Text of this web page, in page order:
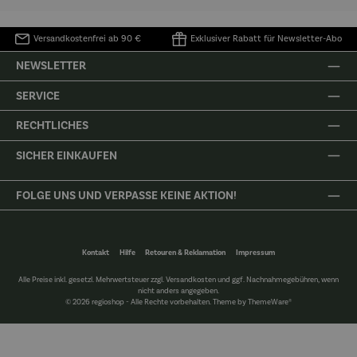
Versandkostenfrei ab 90 € Exklusiver Rabatt für Newsletter-Abo
NEWSLETTER
SERVICE
RECHTLICHES
SICHER EINKAUFEN
FOLGE UNS UND VERPASSE KEINE AKTION!
Kontakt Hilfe Retouren & Reklamation Impressum
Alle Preise inkl. gesetzl. Mehrwertsteuer zzgl. Versandkostenund ggf. Nachnahmegebühren, wenn
nicht anders angegeben.
© 2026 regioshop - Alle Rechte vorbehalten. Theme byThemeWare®